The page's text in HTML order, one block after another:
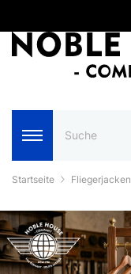
Startseite Fliegerjacken